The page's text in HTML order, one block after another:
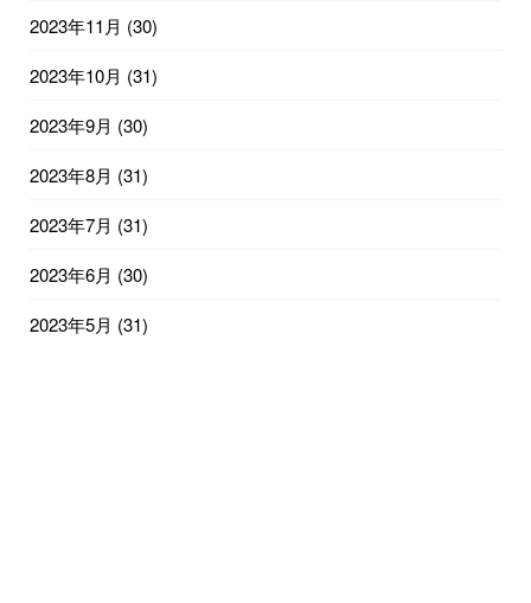
2023年11月 (30)
2023年10月 (31)
2023年9月 (30)
2023年8月 (31)
2023年7月 (31)
2023年6月 (30)
2023年5月 (31)